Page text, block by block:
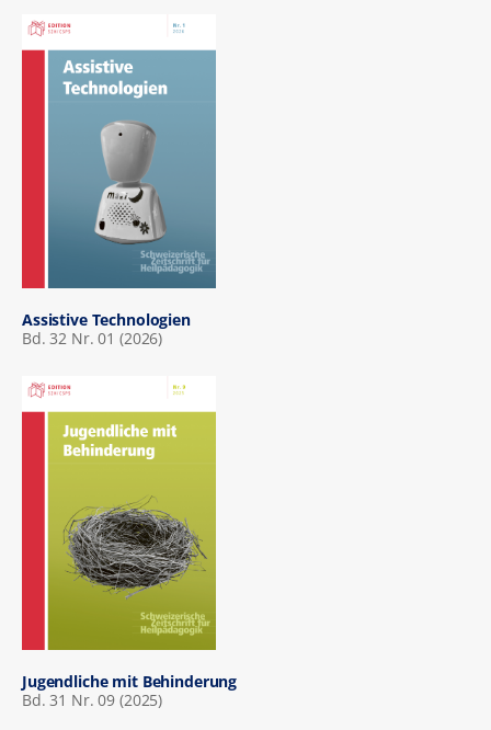
Assistive Technologien
Bd. 32 Nr. 01 (2026)
Jugendliche mit Behinderung
Bd. 31 Nr. 09 (2025)